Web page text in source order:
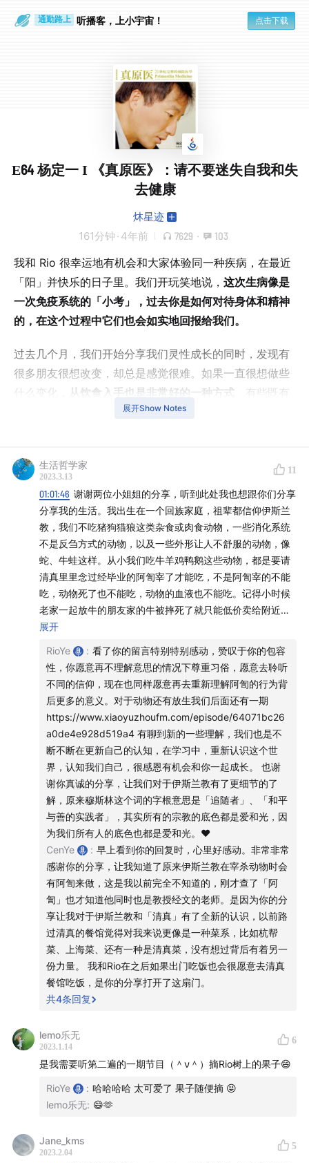
通勤路上 听播客，上小宇宙！ 点击下载
E64 杨定一 I 《真原医》：请不要迷失自我和失
去健康
炑星迹
161分钟 · 4年前 7629 · 103
我和 Rio 很幸运地有机会和大家体验同一种疾病，在最近
「阳」并快乐的日子里。我们开玩笑地说， 这次生病像是
一次免疫系统的「小考」，过去你是如何对待身体和精神
的，在这个过程中它们也会如实地回报给我们。
过去几个月，我们开始分享我们灵性成长的同时，发现有
很多朋友很想改变，却总是感觉很难。如果一直很想做些
什么变化，
从饮食入手也是非常好的一种方式 。有些既有
的习惯，改变了，旧的模式就突破了，那些放不下的也许
——
Rio 尝试整理的时间戳：
炑星迹开头
00:00
我们的阳康分享：参加了一次小考，也是一个很
好的机会
《真原医》
15:03 为什么分享这本书？
17:40【 00 杨定一博士的介绍】他是科学的先行者，掌
握了一些人体身心灵科学的秘密，是超出现代科技10
年、20年的知识及技术
就是有最好的药物能够在短时间杀死大量的癌症细胞，
最后还是要靠自身培养出健康的身体体系才能战胜病
27:27杨定一博士是怎么看待疾病的？人类也从没有像
现在这样如此不快乐，以及对未来的不确定如此焦虑。
疾病虽然只有局部症状显现，但表示整个身体或系统出
现失衡。
杨定一博士是怎么看待医学的？ 医学是结合全世
界所有的医学奇迹，是没有界限的。
只要能让当事人痊愈，彻底地由内健康到外、身心回复
平衡的疗法，就是最佳疗法。
31:47杨定一博士对健康的理解健康不能被切割为分子和
化合物而已，健康是一种综合指标，来说明「我们日常
的生活与思考方式」，是一种身心灵的和谐平衡，而不
仅是以毫无生命的实验数据所证明的身体状态。
下面 Rio 开始摘果子了：
34:15 【01 原来阳光比我们想象中更重要】阳光是上天
以去晒晒太阳。
轻松？】利用休假日多走向大自然，去享受自然的空
气，做一个森林浴。
展开Show Notes
生活哲学家
2023.3.13
11
01:01:46 谢谢两位小姐姐的分享，听到此处我也想跟你们分享
分享我的生活。我出生在一个回族家庭，祖辈都信仰伊斯兰
教，我们不吃猪狗猫狼这类杂食或肉食动物，一些消化系统
不是反刍方式的动物，以及一些外形让人不舒服的动物，像
蛇、牛蛙这样。从小我们吃牛羊鸡鸭鹅这些动物，都是要请
清真里里念过经毕业的阿訇宰了才能吃，不是阿訇宰的不能
吃，动物死了也不能吃，动物的血液也不能吃。记得小时候
老家一起放牛的朋友家的牛被摔死了就只能低价卖给附近的
汉族，他们没有这个限制他们可以吃。小时候我是不知道为
能乱吃，我不懂，心想反正都已经把牛宰了吃它的肉了，还
讲这种形式不是假惺惺假慈悲吗。大一些的时候自己读过书
会看书了才知道，请阿訇来宰牛羊鸡鸭阿訇宰的时候要念
经，念的是阿拉伯语我也不知道是什么意思，到现在我都不
知道念的是什么。虽然我依旧好好守着爸妈告诉我的规矩，
但长大出了远门，饮食不像在老家那样方便了，别人问我为
什么一定只去清真馆，其他的牛肉馆没有猪肉为什么也不
去，我都不会跟他们说因为这里的牛不是阿訇宰的，只是说
一些其他的理由敷衍过去，我心里想着别人会说肉都吃了还
在乎是谁宰的，这样不是很假慈悲吗？今天听到你们说的吃
肉前祷告，突然觉得是有人能理解我们的，想着下次要是有
人问我我就会好好告诉TA因为牛羊不是阿訇宰的，所以我不
去吃。听到这里也发现伊斯兰教和佛教在很多方面是有相向
的。我准备两教的知识都要去学，希望能弄清楚心中的很多
很多的疑惑。谢谢riol 谢谢cen ～～
展开
RioYe : 看了你的留言特别特别感动，赞叹于你的包容
性，你愿意再不理解意思的情况下尊重习俗，愿意去聆听
不同的信仰，现在也同样愿意再去重新理解阿訇的行为背
后更多的意义。对于动物还有放生我们后面还有一期
https://www.xiaoyuzhoufm.com/episode/64071bc26
a0de4e928d519a4 有聊到新的一些理解，我们也是不
断不断在更新自己的认知，在学习中，重新认识这个世
界，认知我们自己，很感恩有机会和你一起成长。 也谢
谢你真诚的分享，让我们对于伊斯兰教有了更细节的了
解，原来穆斯林这个词的字根意思是「追随者」、「和平
与善的实践者」，其实所有的宗教的底色都是爱和光，因
为我们所有人的底色也都是爱和光。❤️
CenYe
: 早上看到你的回复时，心里好感动。非常非常
感谢你的分享，让我知道了原来伊斯兰教在宰杀动物时会
有阿訇来做，这是我以前完全不知道的，刚才查了「阿
訇」也才知道他同时也是教授经文的老师。是因为你的分
享让我对于伊斯兰教和「清真」有了全新的认识，以前路
过清真的餐馆觉得对我来说更像是一种菜系，比如杭帮
菜、上海菜、还有一种是清真菜，没有想过背后有着另一
份力量。 我和Rio在之后如果出门吃饭也会很愿意去清真
餐馆吃饭，是你的分享打开了这扇门。
共4条回复
lemo乐无
2023.1.14
6
是我需要听第二遍的一期节目（＾ν＾）摘Rio树上的果子😄
RioYe : 哈哈哈哈 太可爱了 果子随便摘 😝
lemo乐无: 😄🫶
Jane_kms
2023.2.04
5